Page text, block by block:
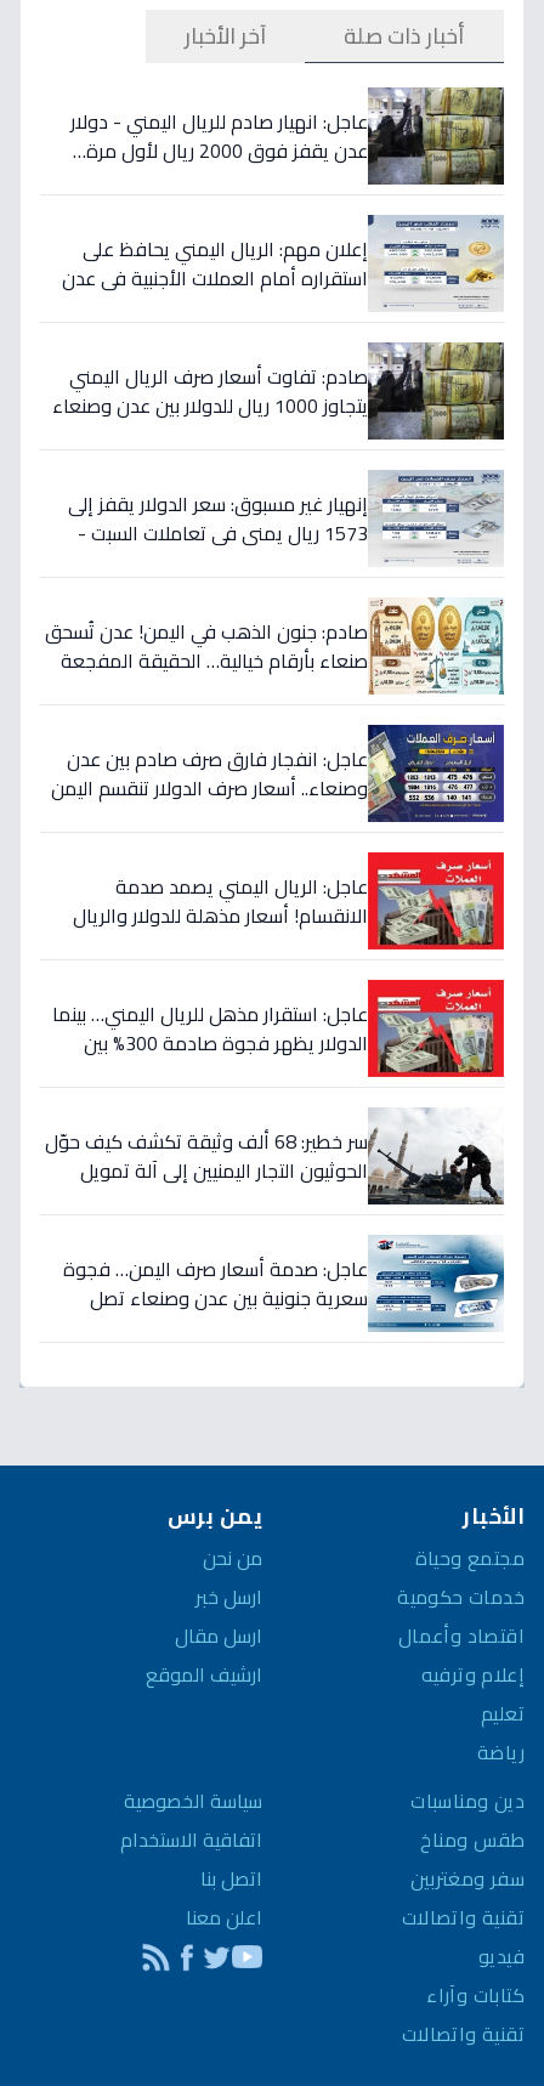
أخبار ذات صلة آخر الأخبار
عاجل: انهيار صادم للريال اليمني - دولار
عدن يقفز فوق 2000 ريال لأول مرة…
إعلان مهم: الريال اليمني يحافظ على
استقراره أمام العملات الأجنبية في عدن
صادم: تفاوت أسعار صرف الريال اليمني
يتجاوز 1000 ريال للدولار بين عدن وصنعاء
إنهيار غير مسبوق: سعر الدولار يقفز إلى
1573 ريال يمني في تعاملات السبت -
صادم: جنون الذهب في اليمن! عدن تُسحق
صنعاء بأرقام خيالية… الحقيقة المفجعة
عاجل: انفجار فارق صرف صادم بين عدن
وصنعاء.. أسعار صرف الدولار تنقسم اليمن
عاجل: الريال اليمني يصمد صدمة
الانقسام! أسعار مذهلة للدولار والريال
عاجل: استقرار مذهل للريال اليمني… بينما
الدولار يظهر فجوة صادمة 300% بين
سر خطير: 68 ألف وثيقة تكشف كيف حوّل
الحوثيون التجار اليمنيين إلى آلة تمويل
عاجل: صدمة أسعار صرف اليمن… فجوة
سعرية جنونية بين عدن وصنعاء تصل
الأخبار
مجتمع وحياة
خدمات حكومية
اقتصاد وأعمال
إعلام وترفيه
تعليم
رياضة
دين ومناسبات
طقس ومناخ
سفر ومغتربين
تقنية واتصالات
فيديو
كتابات وآراء
تقنية واتصالات
يمن برس
من نحن
ارسل خبر
ارسل مقال
ارشيف الموقع
سياسة الخصوصية
اتفاقية الاستخدام
اتصل بنا
اعلن معنا